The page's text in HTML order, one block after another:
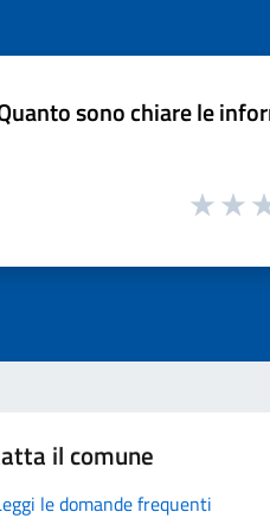
sono chiare le
il comune
le domande frequenti